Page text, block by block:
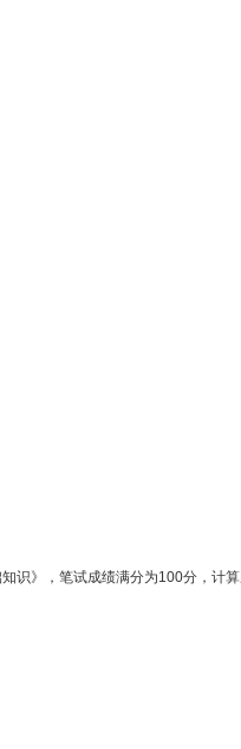
》，笔试成绩满分为100分，计